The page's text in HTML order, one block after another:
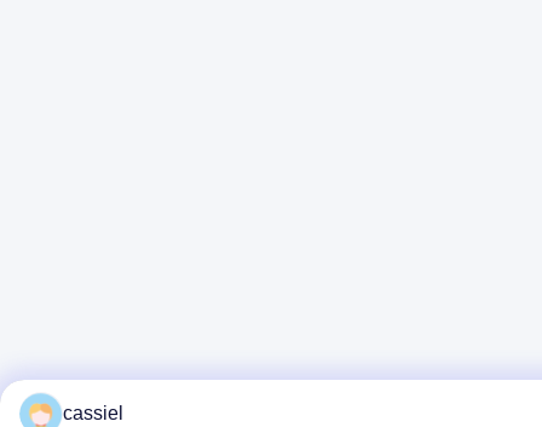
cassiel